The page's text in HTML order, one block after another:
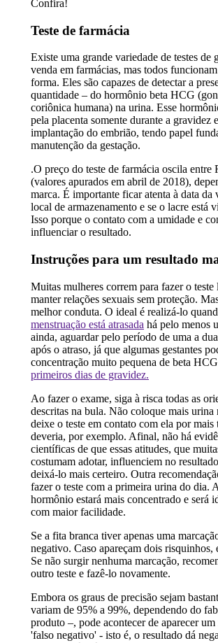
Confira!
Teste de farmácia
Existe uma grande variedade de testes de
venda em farmácias, mas todos
forma. Eles são capazes de detectar a
quantidade – do hormônio beta HCG
coriônica humana) na urina. Esse
pela placenta somente durante a gravidez
implantação do embrião, tendo papel
manutenção da gestação.
.O preço do teste de farmácia oscila entre
(valores apurados em abril de 2018),
marca. É importante ficar atenta à data da
local de armazenamento e se o lacre está
Isso porque o contato com a umidade e
influenciar o resultado.
Instruções para um resultado
Muitas mulheres correm para fazer o teste
manter relações sexuais sem proteção.
melhor conduta. O ideal é realizá-lo
menstruação está atrasada há pelo menos
ainda, aguardar pelo período de uma a
após o atraso, já que algumas gestantes
concentração muito pequena de beta
primeiros dias de gravidez.
Ao fazer o exame, siga à risca todas as
descritas na bula. Não coloque mais urina
deixe o teste em contato com ela por mais
deveria, por exemplo. Afinal, não há
científicas de que essas atitudes, que
costumam adotar, influenciem no
deixá-lo mais certeiro. Outra
fazer o teste com a primeira urina do dia.
hormônio estará mais concentrado e será
com maior facilidade.
Se a fita branca tiver apenas uma
negativo. Caso apareçam dois risquinhos,
Se não surgir nenhuma marcação,
outro teste e fazê-lo novamente.
Embora os graus de precisão sejam
variam de 95% a 99%, dependendo do
produto –, pode acontecer de aparecer um
'falso negativo' - isto é, o resultado dá